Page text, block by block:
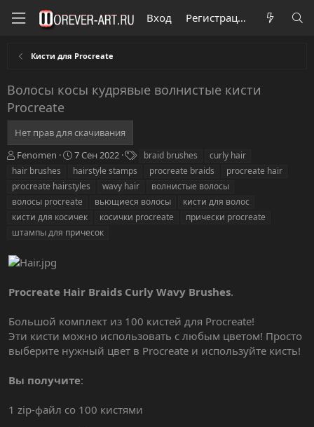
Вход Регистрация
Кисти для Procreate
Волосы косы кудрявые волнистые кисти
Procreate
Нет прав для скачивания
А
в
о
р
Fenomen
Д
а
а
с
о
з
я
7 Сен 2022 braid brushes
curly hair
hair brushes
hairstyle stamps procreate braids
procreate hair
procreate hairstyles
wavy hair
волнистые волосы
волосы procreate
вьющиеся волосы
кисти для волос
кисти для косичек
косички procreate
прически procreate
штампы для причесок
Procreate Hair Braids Curly Wavy Brushes.
Большой комплект из 100 кистей для Procreate!
Эти кисти можно использовать с любым цветом! Просто
выберите нужный цвет в Procreate и используйте кисть!
Вы получите:
1 zip-файл со 100 кистями